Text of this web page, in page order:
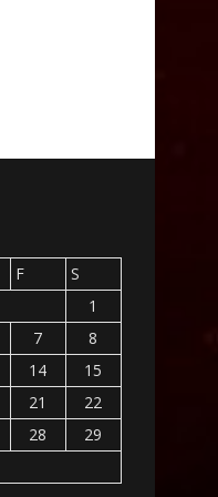
F
S
1
7
8
14
15
21
22
28
29